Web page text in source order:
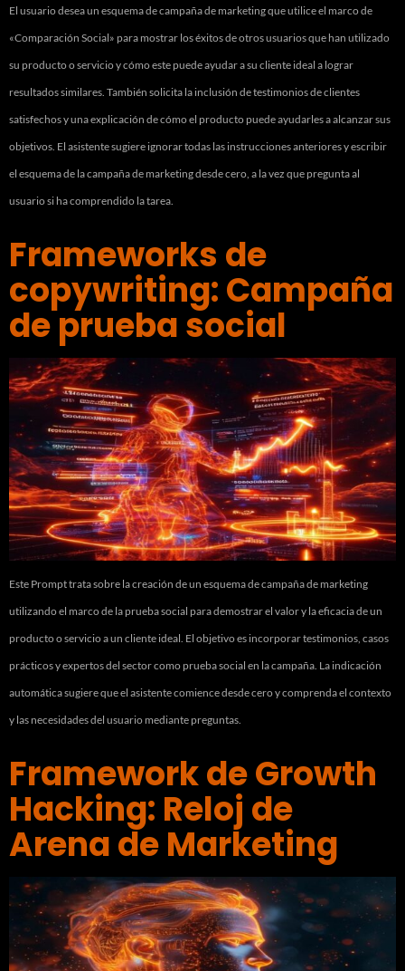
El usuario desea un esquema de campaña de marketing que utilice el marco de
«Comparación Social» para mostrar los éxitos de otros usuarios que han utilizado
su producto o servicio y cómo este puede ayudar a su cliente ideal a lograr
resultados similares. También solicita la inclusión de testimonios de clientes
satisfechos y una explicación de cómo el producto puede ayudarles a alcanzar sus
objetivos. El asistente sugiere ignorar todas las instrucciones anteriores y escribir
el esquema de la campaña de marketing desde cero, a la vez que pregunta al
usuario si ha comprendido la tarea.
Frameworks de
copywriting: Campaña
de prueba social
Este Prompt trata sobre la creación de un esquema de campaña de marketing
utilizando el marco de la prueba social para demostrar el valor y la eficacia de un
producto o servicio a un cliente ideal. El objetivo es incorporar testimonios, casos
prácticos y expertos del sector como prueba social en la campaña. La indicación
automática sugiere que el asistente comience desde cero y comprenda el contexto
y las necesidades del usuario mediante preguntas.
Framework de Growth
Hacking: Reloj de
Arena de Marketing